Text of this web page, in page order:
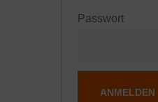
Passwort
ANMELDEN